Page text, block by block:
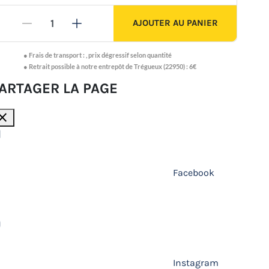
- + AJOUTER AU PANIER
●Frais de transport : ,prix dégressif selon quantité
● Retrait possible à notre entrepôt de Trégueux (22950) : 6€
LA PAGE
Facebook
Instagram